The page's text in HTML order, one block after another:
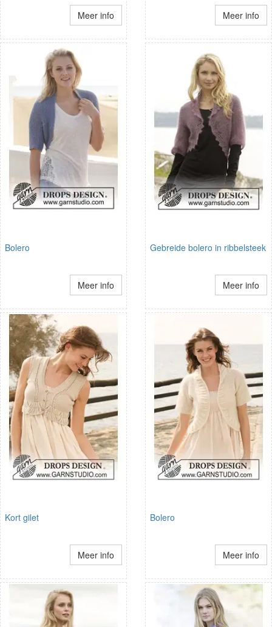
Meer info Meer info
Bolero
Meer info
Gebreide bolero in ribbelsteek
Meer info
Kort gilet
Meer info
Bolero
Meer info